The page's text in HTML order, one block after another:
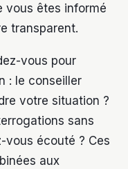
vous êtes informé
transparent.
vous pour
: le conseiller
votre situation ?
sans
vous écouté ? Ces
aux